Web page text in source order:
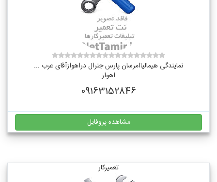
نمایندگی هیمالیاامرسان پارس جنرال دراهوازآقای عرب ...
اهواز
09163152846
مشاهده پروفایل
تعمیرکار